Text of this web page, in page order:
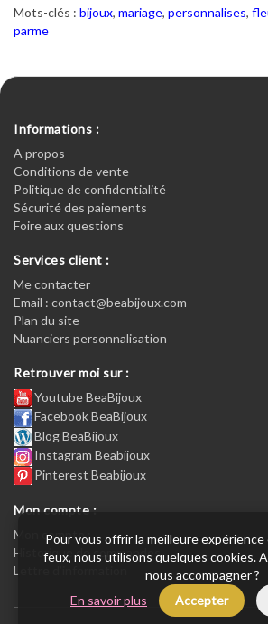
Mots-clés : bijoux, mariage, personnalises,
parme
Informations :
A propos
Conditions de vente
Politique de confidentialité
Sécurité des paiements
Foire aux questions
Services client :
Me contacter
Email : contact@beabijoux.com
Plan du site
Nuanciers personnalisation
Retrouver moi sur :
Youtube BeaBijoux
Facebook BeaBijoux
Blog BeaBijoux
Instagram Beabijoux
Pinterest Beabijoux
Mon compte :
Mon compte :
Historique de commandes
Lettre d’information
Pour vous offrir la meilleure
feux, nous utilisons quelques cookies.
nous accompagner ?
En savoir plus
Accepter